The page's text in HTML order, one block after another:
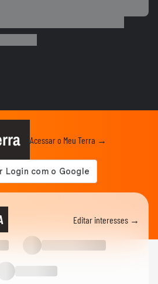
A Verdadeira História do Apelido
Pelo Irmão na Infância
Styles: fã denuncia cambista
e ainda tenta comprar...
'rejeita' hit 'JETSKI’ e dorme
de 'Evidências';...
Acessar o Meu Terra →
Editar interesses →